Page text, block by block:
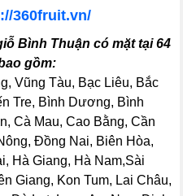
360fruit.vn/
Bình Thuận có mặt tại 64
gồm:
Vũng Tàu, Bạc Liêu, Bắc
Tre, Bình Dương, Bình
Cà Mau, Cao Bằng, Cần
Đồng Nai, Biên Hòa,
Hà Giang, Hà Nam,Sài
Giang, Kon Tum, Lai Châu,